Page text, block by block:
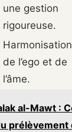
une gestion
rigoureuse.
Harmonisation
de l’ego et de
l’âme.
al-Mawt :
prélèvement